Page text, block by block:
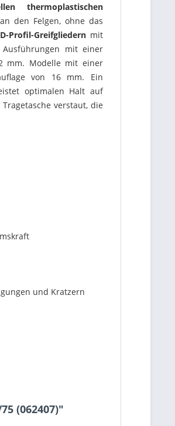
thermoplastischen
den Felgen, ohne das
D-Profil-Greifgliedernmit
mit einer
mm. Modelle mit einer
von 16 mm. Ein
optimalen Halt auf
verstaut, die
und Kratzern
(062407)"